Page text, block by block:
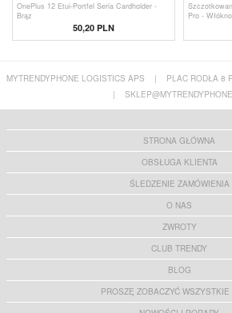
OnePlus 12 Etui-Portfel Seria Cardholder -
Brąz
50,20 PLN
Pro -
MYTRENDYPHONE LOGISTICS APS | PLAC RODŁA 8
|
STRONA GŁÓWNA
OBSŁUGA KLIENTA
ŚLEDZENIE ZAMÓWIENIA
O NAS
ZWROTY
CLUB TRENDY
BLOG
PROSZĘ ZOBACZYĆ WSZYSTKIE